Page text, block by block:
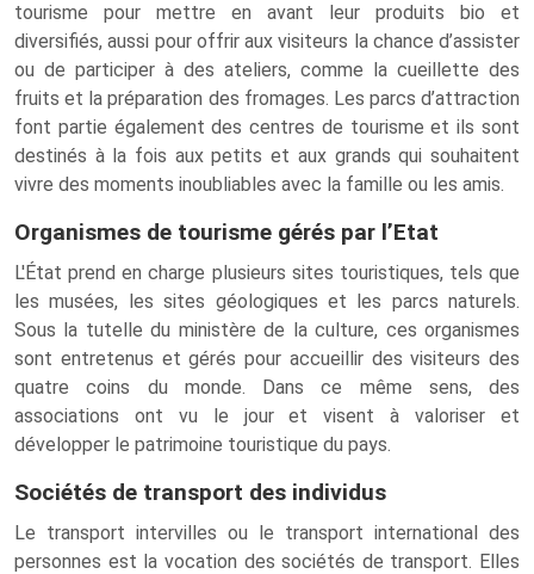
tourisme pour mettre en avant leur produits bio et
diversifiés, aussi pour offrir aux visiteurs la chance d’assister
ou de participer à des ateliers, comme la cueillette des
fruits et la préparation des fromages. Les parcs d’attraction
font partie également des centres de tourisme et ils sont
destinés à la fois aux petits et aux grands qui souhaitent
vivre des moments inoubliables avec la famille ou les amis.
Organismes de tourisme gérés par l’Etat
L'État prend en charge plusieurs sites touristiques, tels que
les musées, les sites géologiques et les parcs naturels.
Sous la tutelle du ministère de la culture, ces organismes
sont entretenus et gérés pour accueillir des visiteurs des
quatre coins du monde. Dans ce même sens, des
associations ont vu le jour et visent à valoriser et
développer le patrimoine touristique du pays.
Sociétés de transport des individus
Le transport intervilles ou le transport international des
personnes est la vocation des sociétés de transport. Elles